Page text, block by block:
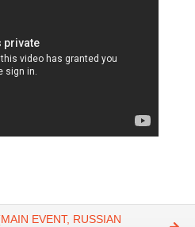
EVENT, RUSSIAN